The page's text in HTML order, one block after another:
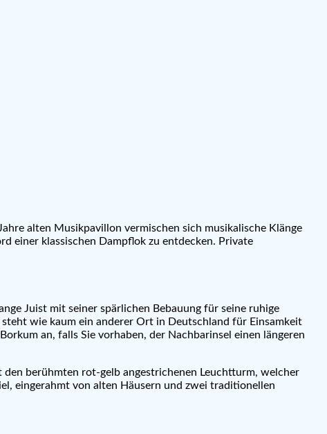
alten Musikpavillon vermischen sich musikalische Klänge
einer klassischen Dampflok zu entdecken. Private
Juist mit seiner spärlichen Bebauung für seine ruhige
wie kaum ein anderer Ort in Deutschland für Einsamkeit
an, falls Sie vorhaben, der Nachbarinsel einen längeren
berühmten rot-gelb angestrichenen Leuchtturm, welcher
eingerahmt von alten Häusern und zwei traditionellen